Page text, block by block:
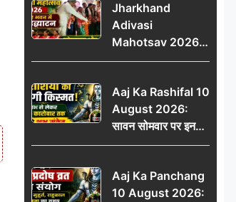
Jharkhand
Adivasi
Mahotsav 2026
का नगर भवन में भव्य
पारंपरिक प्रस्तुतियों ने
मोहा मन
Aaj Ka Rashifal 10
August 2026:
सावन सोमवार पर इन
राशियों की चमकेगी
लेकर नौकरी-कारोबार
तक मिलेंगे शुभ संकेत
Aaj Ka Panchang
10 August 2026: